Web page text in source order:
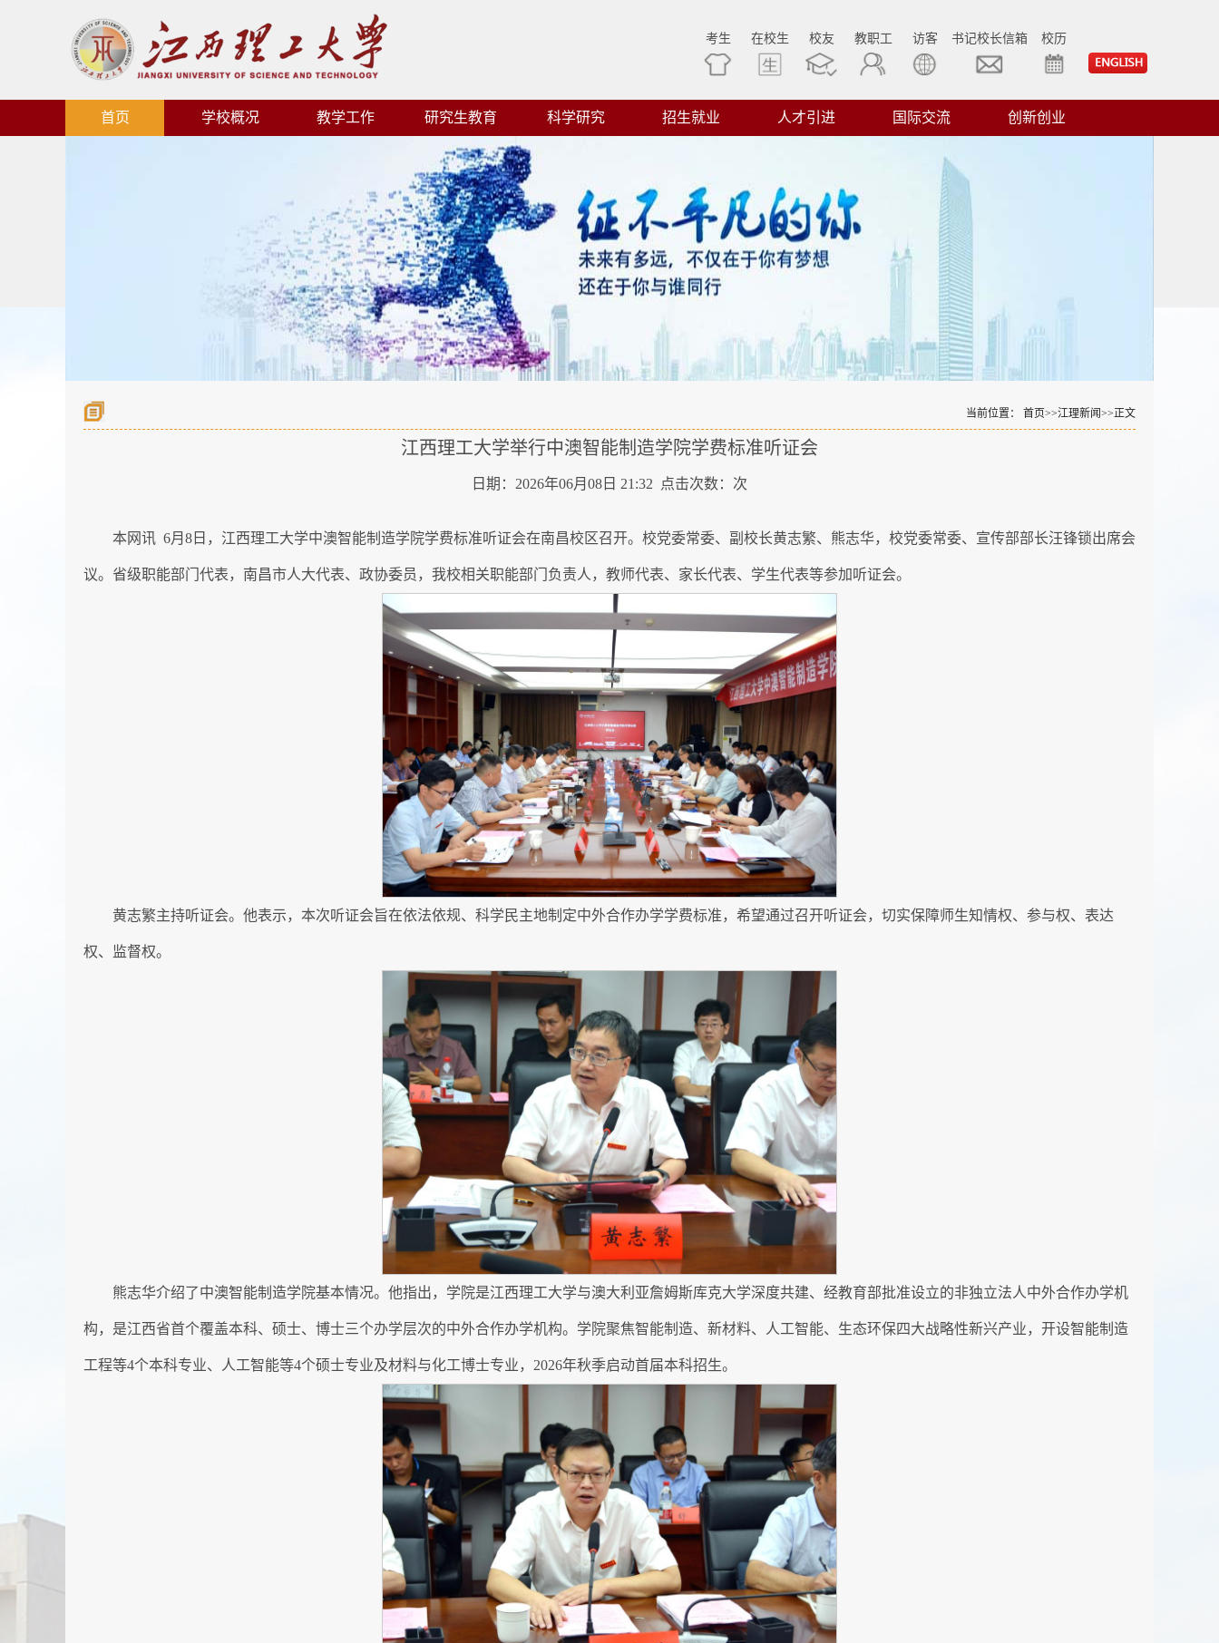
考生 在校生 校友 教职工 访客 书记校长信箱 校历
首页 学校概况 教学工作 研究生教育 科学研究 招生就业 人才引进 国际交流 创新创业
当前位置： 首页>>江理新闻>>正文
江西理工大学举行中澳智能制造学院学费标准听证会
日期：2026年06月08日 21:32 点击次数： 次
本网讯 6月8日，江西理工大学中澳智能制造学院学费标准听证会在南昌校区召开。校党委常委、副校长黄志繁、熊志华，校党委常委、宣传部部长汪锋锁出席会
议。省级职能部门代表，南昌市人大代表、政协委员，我校相关职能部门负责人，教师代表、家长代表、学生代表等参加听证会。
黄志繁主持听证会。他表示，本次听证会旨在依法依规、科学民主地制定中外合作办学学费标准，希望通过召开听证会，切实保障师生知情权、参与权、表达
权、监督权。
熊志华介绍了中澳智能制造学院基本情况。他指出，学院是江西理工大学与澳大利亚詹姆斯库克大学深度共建、经教育部批准设立的非独立法人中外合作办学机
构，是江西省首个覆盖本科、硕士、博士三个办学层次的中外合作办学机构。学院聚焦智能制造、新材料、人工智能、生态环保四大战略性新兴产业，开设智能制造
工程等4个本科专业、人工智能等4个硕士专业及材料与化工博士专业，2026年秋季启动首届本科招生。